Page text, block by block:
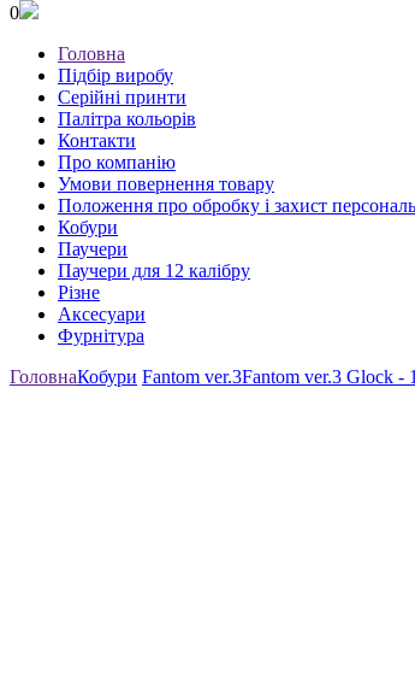
0
Головна
Підбір виробу
Серійні принти
Палітра кольорів
Контакти
Про компанію
Умови повернення товару
Положення про обробку і захист
Кобури
Паучери
Паучери для 12 калібру
Різне
Аксесуари
Фурнітура
ГоловнаКобури Fantom ver.3Fantom ver.3 Glock -